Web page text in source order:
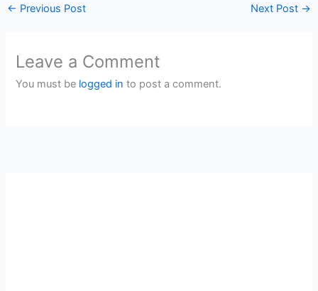
← Previous Post Next Post →
Leave a Comment
You must be logged in to post a comment.